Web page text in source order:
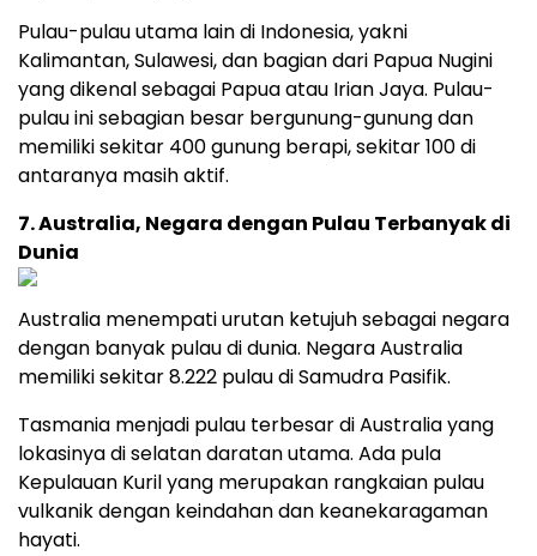
Pulau-pulau utama lain di Indonesia, yakni
Kalimantan, Sulawesi, dan bagian dari Papua Nugini
yang dikenal sebagai Papua atau Irian Jaya. Pulau-
pulau ini sebagian besar bergunung-gunung dan
memiliki sekitar 400 gunung berapi, sekitar 100 di
antaranya masih aktif.
7. Australia, Negara dengan Pulau Terbanyak di
Dunia
Australia menempati urutan ketujuh sebagai negara
dengan banyak pulau di dunia. Negara Australia
memiliki sekitar 8.222 pulau di Samudra Pasifik.
Tasmania menjadi pulau terbesar di Australia yang
lokasinya di selatan daratan utama. Ada pula
Kepulauan Kuril yang merupakan rangkaian pulau
vulkanik dengan keindahan dan keanekaragaman
hayati.